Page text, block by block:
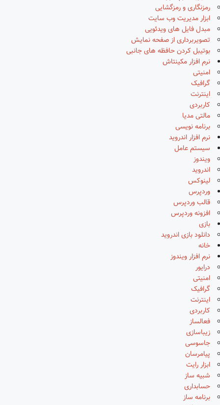
رمزنگاری و رمزگشایی
ابزار مدیریت وب سایت
مبدل فایل های ویدئویی
تصویربرداری از صفحه نمایش
بوتیبل کردن حافظه های جانبی
نرم افزار مکینتاش
امنیتی
گرافیک
اینترنت
کاربردی
مالتی مدیا
برنامه نویسی
نرم افزار اندروید
سیستم عامل
ویندوز
اندروید
لینوکس
وردپرس
قالب وردپرس
افزونه وردپرس
بازی
دانلود بازی اندروید
خانه
نرم افزار ویندوز
درایور
امنیتی
گرافیک
اینترنت
کاربردی
فعالساز
زیباسازی
جاسوسی
پیامرسان
ابزار رایت
شبیه ساز
حسابداری
برنامه ساز